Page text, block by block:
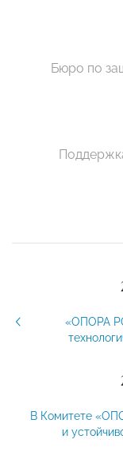
Бюро по
«ОПОРА
В Комитете
и